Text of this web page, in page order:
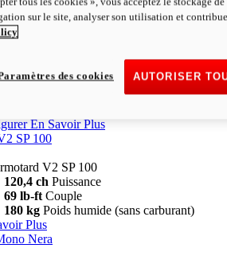
En Savoir Plus
SP
69 lb-ftCouple
Poids humide (sans carburant)
En Savoir Plus
SP 100
V2 SP 100
120,4 ch Puissance
69 lb-ft Couple
180 kg Poids humide (sans carburant)
Plus
Nera
sur le site, analyser son utilisation et
AUTORISER
des cookies